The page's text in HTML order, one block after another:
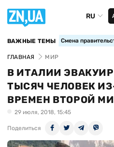
RU
ВАЖНЫЕ ТЕМЫ Смена
ГЛАВНАЯ МИР
В ИТАЛИИ
ТЫСЯЧ ЧЕЛОВЕК
ВРЕМЕН ВТОРОЙ
29 июля, 2018, 15:45
Поделиться